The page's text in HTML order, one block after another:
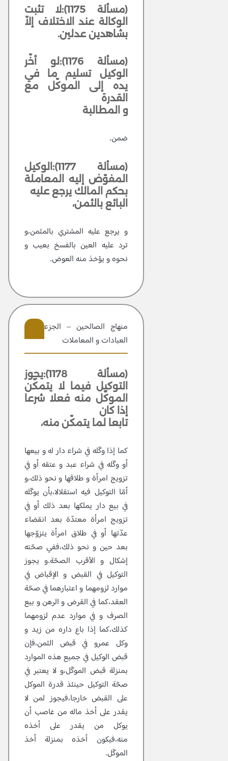
(مسألة 1175):لا تثبت
الوكالة عند الاختلاف إلاّ
بشاهدين عدلين.
(مسألة 1176):لو أخّر
الوكيل تسليم ما في
يده إلى الموكّل مع
القدرة
و المطالبة
ضمن.
(مسألة 1177):الوكيل
المفوّض إليه المعاملة
بحكم المالك يرجع عليه
البائع بالثمن،
و يرجع عليه المشتري بالمثمن،و
ترد عليه العين بالفسخ بعيب و
نحوه و يؤخذ منه العوض.
منهاج الصالحين – الجزء 2 –
العبادات و المعاملات
(مسألة 1178):يجوز
التوكيل فيما لا يتمكّن
الموكّل منه فعلا شرعا
إذا كان
تابعا لما يتمكّن منه،
كما إذا وكّله في شراء دار له و بيعها
أو وكّله في شراء عبد و عتقه أو في
تزويج امرأة و طلاقها و نحو ذلك،و
أمّا التوكيل فيه استقلالا،بأن يوكّله
في بيع دار يملكها بعد ذلك أو في
تزويج امرأة معتدّة بعد انقضاء
عدّتها أو في طلاق امرأة يتزوّجها
بعد حين و نحو ذلك،ففي صحّته
إشكال و الأقرب الصحّة.و يجوز
التوكيل في القبض و الإقباض في
موارد لزومهما و اعتبارهما في صحّة
العقد،كما في القرض و الرهن و بيع
الصرف و في موارد عدم لزومهما
كذلك،كما إذا باع داره من زيد و
وكل عمرو في قبض الثمن،فإن
قبض الوكيل في جميع هذه الموارد
بمنزلة قبض الموكّل،و لا يعتبر في
صحّة التوكيل حينئذ قدرة الموكل
على القبض خارجا،فيجوز لمن لا
يقدر على أخذ ماله من غاصب أن
يوكل من يقدر على أخذه
منه،فيكون أخذه بمنزلة أخذ
الموكّل.